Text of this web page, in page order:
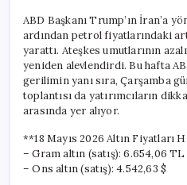
ABD Başkanı Trump’ın İran’a
ardından petrol fiyatlarındaki
yarattı. Ateşkes umutlarının
yeniden alevlendirdi. Bu hafta
gerilimin yanı sıra, Çarşamba
toplantısı da yatırımcıların
arasında yer alıyor.
**18 Mayıs 2026 Altın Fiyatları
– Gram altın (satış): 6.654,06 TL
– Ons altın (satış): 4.542,63 $